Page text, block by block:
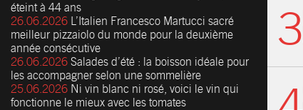
éteint à 44 ans
26.06.2026 L’Italien Francesco Martucci sacré
meilleur pizzaiolo du monde pour la deuxième
année consécutive
26.06.2026 Salades d’été : la boisson idéale pour
les accompagner selon une sommelière
25.06.2026 Ni vin blanc ni rosé, voici le vin qui
fonctionne le mieux avec les tomates